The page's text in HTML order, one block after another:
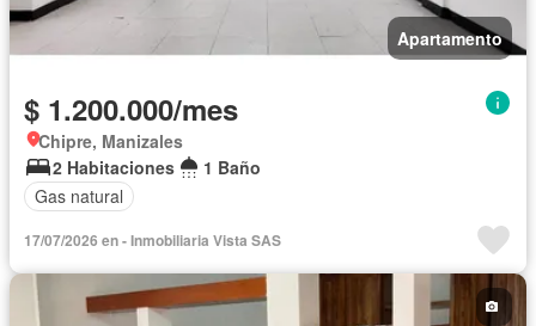
Apartamento
$ 1.200.000/mes
Chipre, Manizales
2 Habitaciones
1 Baño
Gas natural
17/07/2026 en - Inmobiliaria Vista SAS